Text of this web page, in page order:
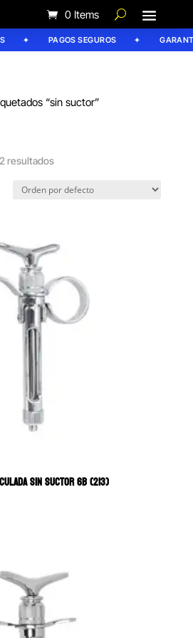
0 Items
PAGOS SEGUROS
“sin suctor”
resultados
SIN SUCTOR 6B (213)